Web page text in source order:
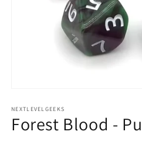
in
Modal
öffnen
NEXTLEVELGEEKS
Forest Blood -